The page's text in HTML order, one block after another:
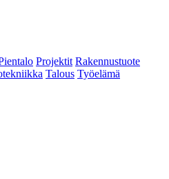
Projektit Rakennustuote
Talous Työelämä